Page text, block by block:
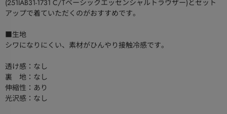
(251IAB31-1731 C/Tベーシックエッセンシャルトラウザー)とセット
アップで着ていただくのがおすすめです。
■生地
シワになりにくい、素材がひんやり接触冷感です。
透け感：なし
裏 地：なし
伸縮性：あり
光沢感：なし